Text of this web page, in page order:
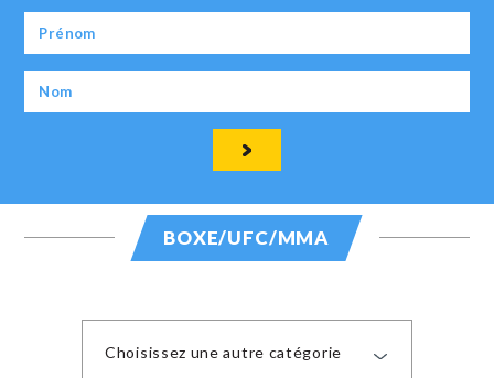
BOXE/UFC/MMA
Choisissez une autre catégorie